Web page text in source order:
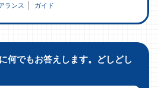
ランス ガイド
何でもお答えします。どしどし